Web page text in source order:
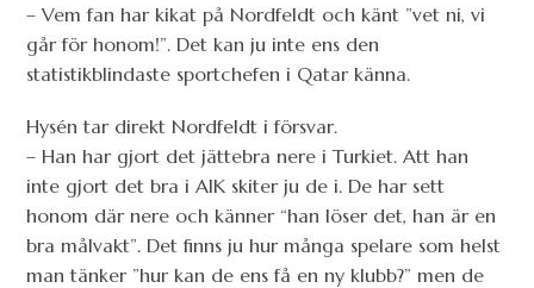
– Vem fan har kikat på Nordfeldt och känt ”vet ni, vi
går för honom!”. Det kan ju inte ens den
statistikblindaste sportchefen i Qatar känna.
Hysén tar direkt Nordfeldt i försvar.
– Han har gjort det jättebra nere i Turkiet. Att han
inte gjort det bra i AIK skiter ju de i. De har sett
honom där nere och känner “han löser det, han är en
bra målvakt”. Det finns ju hur många spelare som helst
man tänker ”hur kan de ens få en ny klubb?” men de